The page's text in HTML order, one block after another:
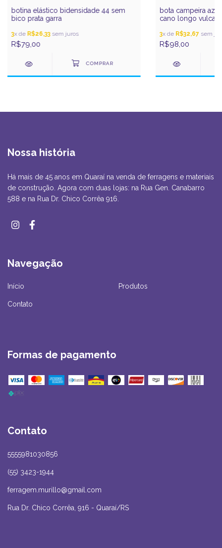
botina elástico bidensidade 44 sem
bico prata garra
3x de R$26,33sem juros
R$79,00
bota campeira
cano longo
3x de R$32,67sem
R$98,00
Nossa história
Há mais de 45 anos em Quaraí na venda de ferragens e materiais
de construção. Agora com duas lojas: na Rua Gen. Canabarro
588 e na Rua Dr. Chico Corrêa 916.
Navegação
Início Produtos
Contato
Formas de pagamento
Contato
5555981030856
(55) 3423-1944
ferragem.murillo@gmail.com
Rua Dr. Chico Corrêa, 916 - Quaraí/RS